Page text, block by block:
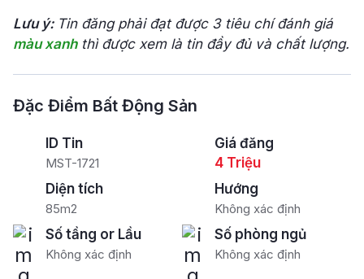
Lưu ý: Tin đăng phải đạt được 3 tiêu chí đánh giá
màu xanhthì được xem là tin đầy đủ và chất lượng.
Đặc Điểm Bất Động Sản
ID Tin
MST-1721
Giá đăng
4 Triệu
Diện tích
85m2
Hướng
Không xác định
Số tầng or Lầu
Không xác định
Số phòng ngủ
Không xác định